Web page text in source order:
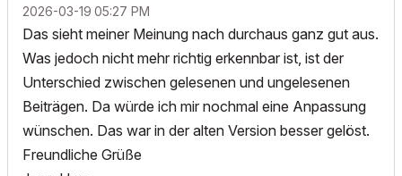
‎2026-03-19 05:27 PM
Das sieht meiner Meinung nach durchaus ganz gut aus.
Was jedoch nicht mehr richtig erkennbar ist, ist der
Unterschied zwischen gelesenen und ungelesenen
Beiträgen. Da würde ich mir nochmal eine Anpassung
wünschen. Das war in der alten Version besser gelöst.
Freundliche Grüße